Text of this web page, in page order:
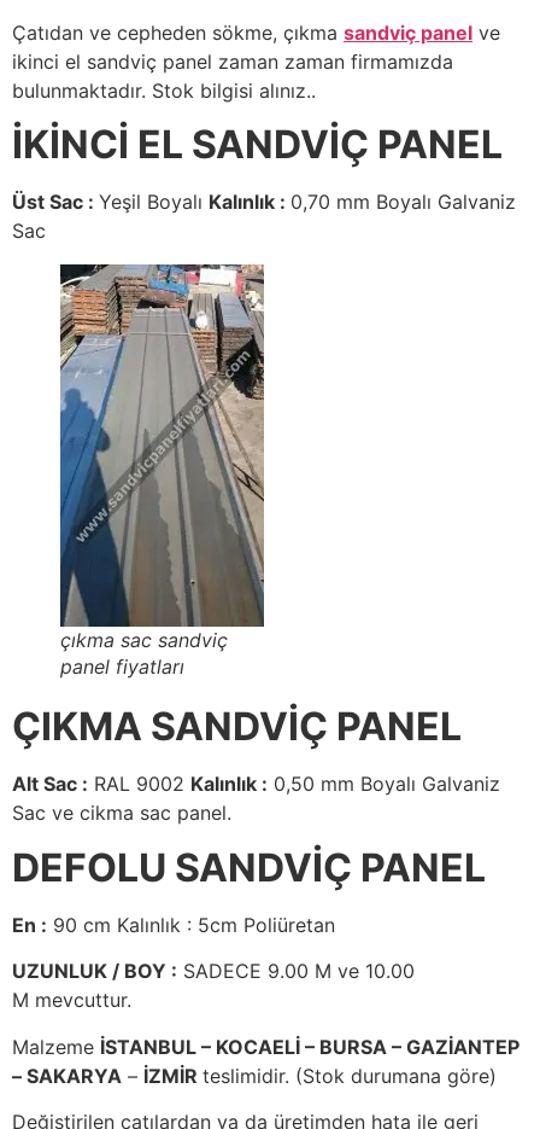
Çatıdan ve cepheden sökme, çıkma sandviç panel ve
ikinci el sandviç panel zaman zaman firmamızda
bulunmaktadır. Stok bilgisi alınız..
İKİNCİ EL SANDVİÇ PANEL
Üst Sac : Yeşil Boyalı Kalınlık : 0,70 mm Boyalı Galvaniz
Sac
çıkma sac sandviç
panel fiyatları
ÇIKMA SANDVİÇ PANEL
Alt Sac : RAL 9002 Kalınlık : 0,50 mm Boyalı Galvaniz
Sac ve cikma sac panel.
DEFOLU SANDVİÇ PANEL
En : 90 cm Kalınlık : 5cm Poliüretan
UZUNLUK / BOY : SADECE 9.00 M ve 10.00
M mevcuttur.
Malzeme İSTANBUL – KOCAELİ – BURSA – GAZİANTEP
– SAKARYA – İZMİR teslimidir. (Stok durumana göre)
Değiştirilen çatılardan ya da üretimden hata ile geri